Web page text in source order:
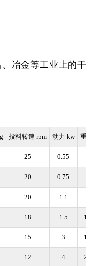
冶金等工业上的干
投料转速 rpm 动力 kw 重
25 0.55
20 0.75
20 1.1
18 1.5
15 3
12 4